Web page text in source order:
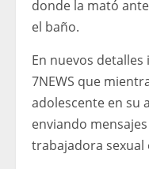
donde la mató
el baño.
En nuevos
7NEWS que
adolescente en su
enviando
trabajadora sexual